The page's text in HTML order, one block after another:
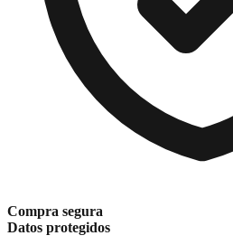
Compra segura
Datos protegidos